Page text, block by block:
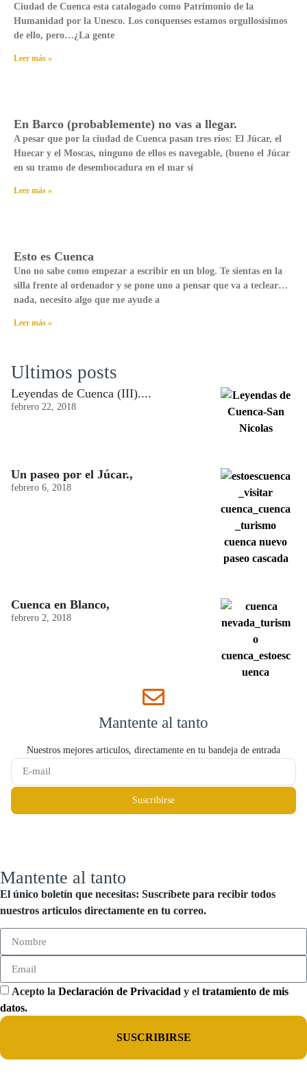
Ciudad de Cuenca esta catalogado como Patrimonio de la
Humanidad por la Unesco. Los conquenses estamos orgullosísimos
de ello, pero…¿La gente
Leer más »
En Barco (probablemente) no vas a llegar.
A pesar que por la ciudad de Cuenca pasan tres ríos: El Júcar, el
Huecar y el Moscas, ninguno de ellos es navegable, (bueno el Júcar
en su tramo de desembocadura en el mar sí
Leer más »
Esto es Cuenca
Uno no sabe como empezar a escribir en un blog. Te sientas en la
silla frente al ordenador y se pone uno a pensar que va a teclear…
nada, necesito algo que me ayude a
Leer más »
Mantente al tanto
Nuestros mejores articulos, directamente en tu bandeja de entrada
Suscribirse
Ultimos posts
Leyendas de Cuenca (III)....
febrero 22, 2018
Un paseo por el Júcar.,
febrero 6, 2018
Cuenca en Blanco,
febrero 2, 2018
Mantente al tanto
El único boletín que necesitas: Suscríbete para recibir todos
nuestros articulos directamente en tu correo.
Acepto la Declaración de Privacidad y el tratamiento de mis
datos.
SUSCRIBIRSE